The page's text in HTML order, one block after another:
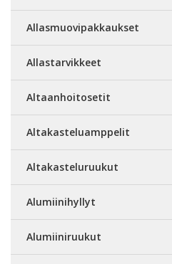
Allasmuovipakkaukset
Allastarvikkeet
Altaanhoitosetit
Altakasteluamppelit
Altakasteluruukut
Alumiinihyllyt
Alumiiniruukut